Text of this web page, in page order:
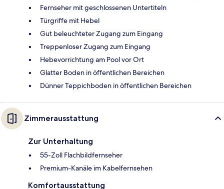
Fernseher mit geschlossenen Untertiteln
Türgriffe mit Hebel
Gut beleuchteter Zugang zum Eingang
Treppenloser Zugang zum Eingang
Hebevorrichtung am Pool vor Ort
Glatter Boden in öffentlichen Bereichen
Dünner Teppichboden in öffentlichen Bereichen
Zimmerausstattung
Zur Unterhaltung
55-Zoll Flachbildfernseher
Premium-Kanäle im Kabelfernsehen
Komfortausstattung